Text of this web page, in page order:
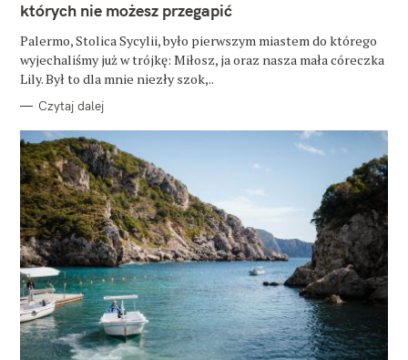
R
których nie możesz przegapić
Palermo, Stolica Sycylii, było pierwszym miastem do którego
wyjechaliśmy już w trójkę: Miłosz, ja oraz nasza mała córeczka
Lily. Był to dla mnie niezły szok,..
Czytaj dalej